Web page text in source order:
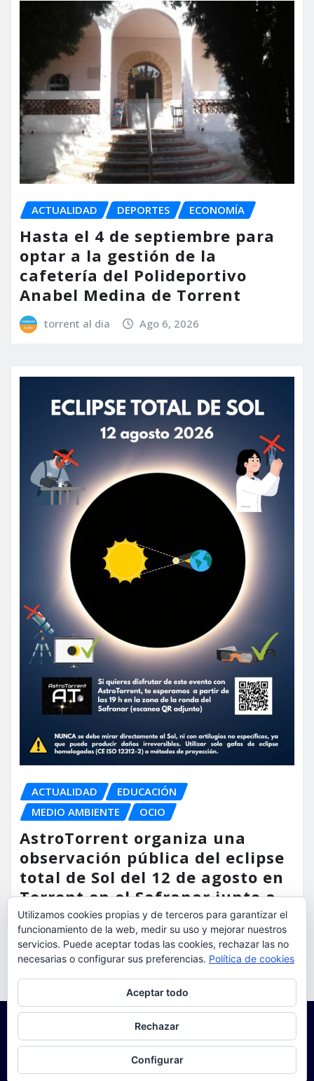
ACTUALIDAD DEPORTES ECONOMÍA
Hasta el 4 de septiembre para
optar a la gestión de la
cafetería del Polideportivo
Anabel Medina de Torrent
torrent al dia Ago 6, 2026
ACTUALIDAD
EDUCACIÓN
MEDIO AMBIENTE
OCIO
AstroTorrent organiza una
observación pública del eclipse
total de Sol del 12 de agosto en
Torrent en el Safranar junto a
las vías del AVE
torrent al dia Ago 5, 2026
Utilizamos cookies propias y de terceros para garantizar el
funcionamiento de la web, medir su uso y mejorar nuestros
servicios. Puede aceptar todas las cookies, rechazar las no
necesarias o configurar sus preferencias. Política de cookies
Aceptar todo
Rechazar
Configurar
Para obtener más información, incluido cómo gestionar las cookies,